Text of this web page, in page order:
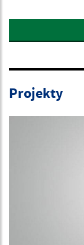
Projekty